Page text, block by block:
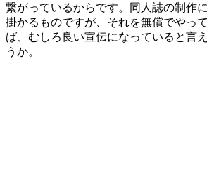
繋がっているからです。同人誌の制作
掛かるものですが、それを無償でやっ
ば、むしろ良い宣伝になっていると言
うか。